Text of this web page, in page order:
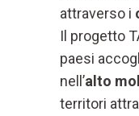
attraverso i
Il progetto
paesi
nell’alto
territori